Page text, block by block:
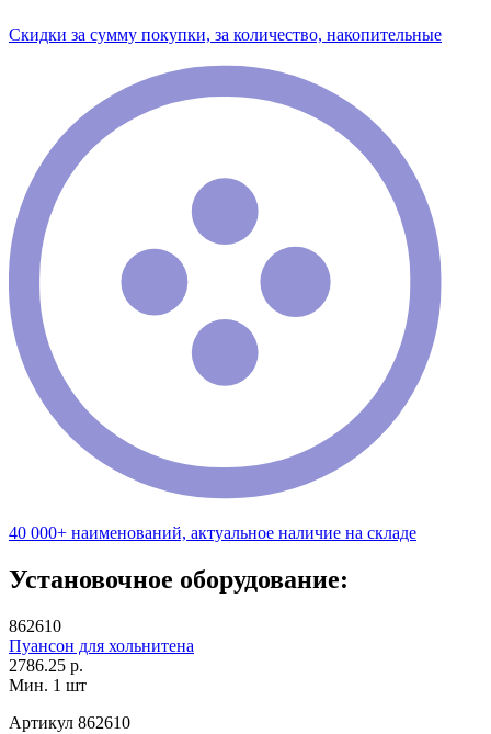
Скидки за сумму покупки, за количество, накопительные
40 000+ наименований, актуальное наличие на складе
Установочное оборудование:
862610
Пуансон для хольнитена
2786.25 р.
Мин. 1 шт
Артикул 862610